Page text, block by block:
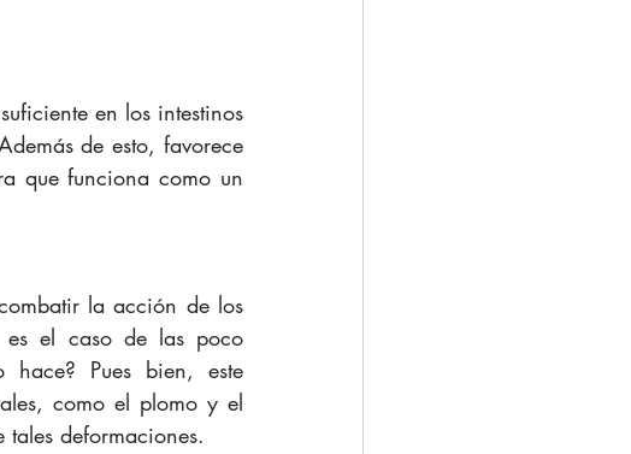
en los intestinos
de esto, favorece
que funciona como un
la acción de los
es el caso de las poco
hace? Pues bien, este
como el plomo y el
deformaciones.